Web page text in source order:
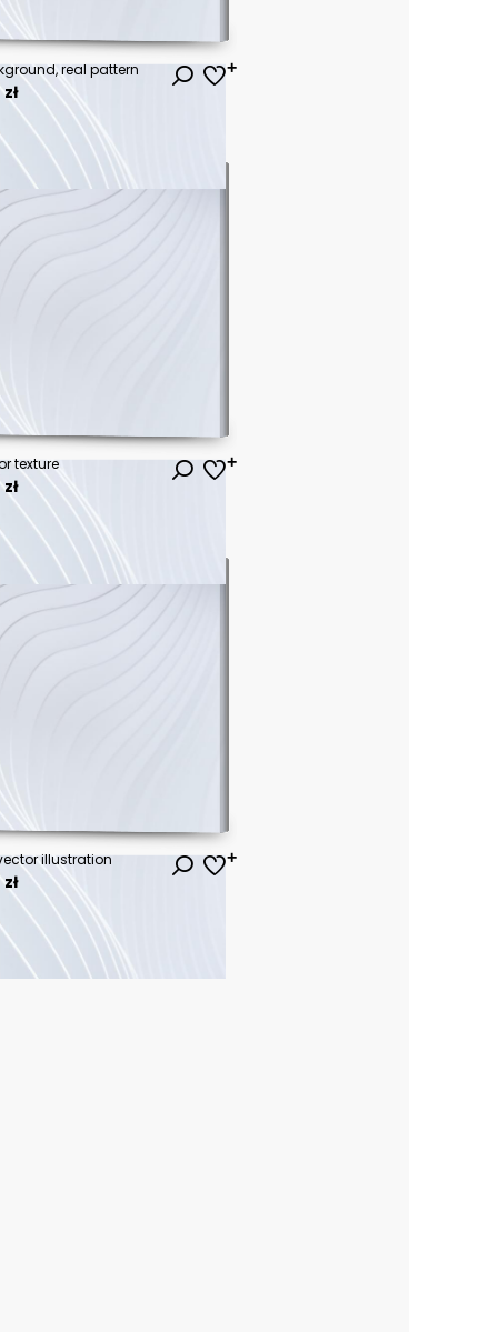
real pattern
texture
illustration